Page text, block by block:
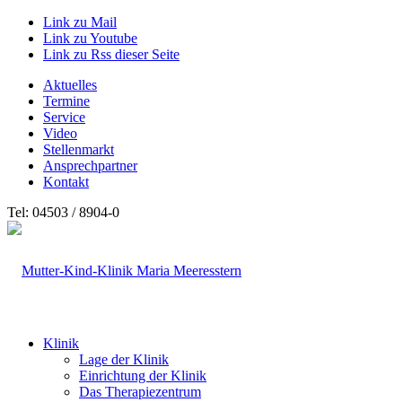
Link zu Mail
Link zu Youtube
Link zu Rss dieser Seite
Aktuelles
Termine
Service
Video
Stellenmarkt
Ansprechpartner
Kontakt
Tel: 04503 / 8904-0
Klinik
Lage der Klinik
Einrichtung der Klinik
Das Therapiezentrum